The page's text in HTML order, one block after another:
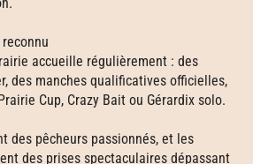
accueille régulièrement : des
des manches qualificatives officielles,
Cup, Crazy Bait ou Gérardix solo.
des pêcheurs passionnés, et les
des prises spectaculaires dépassant